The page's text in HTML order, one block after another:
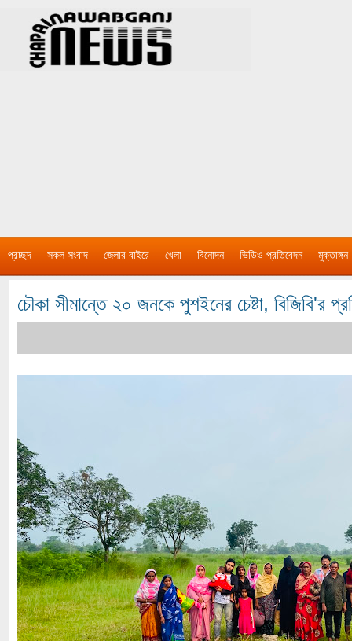
প্রচ্ছদ সকল সংবাদ জেলার বাইরে খেলা বিনোদন ভিডিও প্রতিবেদন মুক্তাঙ্গন
চৌকা সীমান্তে ২০ জনকে পুশইনের চেষ্টা, বিজিবি'র